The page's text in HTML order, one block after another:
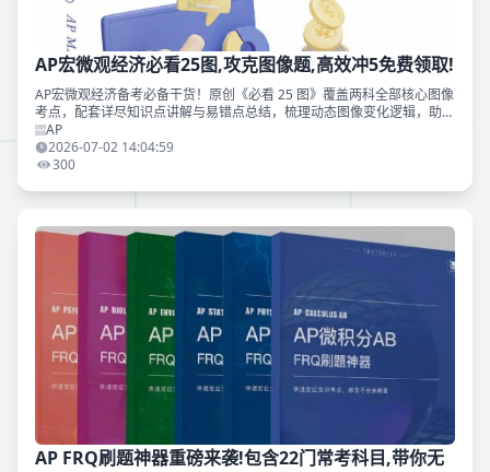
AP宏微观经济必看25图,攻克图像题,高效冲5免费领取!
AP宏微观经济备考必备干货！原创《必看 25 图》覆盖两科全部核心图像
考点，配套详尽知识点讲解与易错点总结，梳理动态图像变化逻辑，助力
考生攻克图像题难点，高效复习冲刺AP考试5分，资料可免费领取。
AP
2026-07-02 14:04:59
300
AP FRQ刷题神器重磅来袭!包含22门常考科目,带你无